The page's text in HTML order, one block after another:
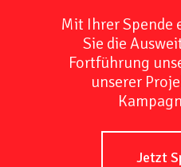
Mit Ihrer Spende
Sie die
Fortführung
unserer
Jetzt